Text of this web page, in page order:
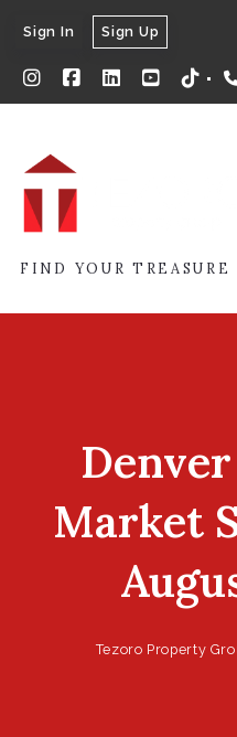
Sign In Sign Up
FIND YOUR TREASURE
Market
Tezoro Property